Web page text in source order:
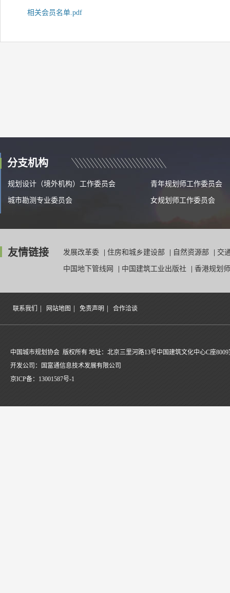
相关会员名单.pdf
分支机构
规划设计（境外机构）工作委员会 青年规划师工作委员会
城市勘测专业委员会 女规划师工作委员会
友情链接 发展改革委 住房和城乡建设部 自然资源部 交
中国地下管线网 中国建筑工业出版社 香港规划
联系我们 网站地图 免责声明 合作洽谈
中国城市规划协会 版权所有 地址：北京三里河路13号中国建筑文化中心C座8009
开发公司：国富通信息技术发展有限公司
京ICP备： 13001587号-1